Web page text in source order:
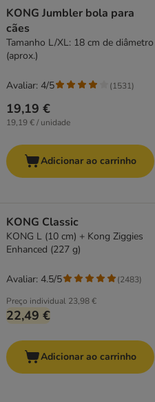
KONG Jumbler bola para
cães
Tamanho L/XL: 18 cm de diâmetro
(aprox.)
19,19 €
19,19 € / unidade
Avaliar: 4/5 (1531)
Adicionar ao carrinho
KONG Classic
KONG L (10 cm) + Kong Ziggies
Enhanced (227 g)
Preço individual 23,98 €
22,49 €
Avaliar: 4.5/5 (2483)
Adicionar ao carrinho